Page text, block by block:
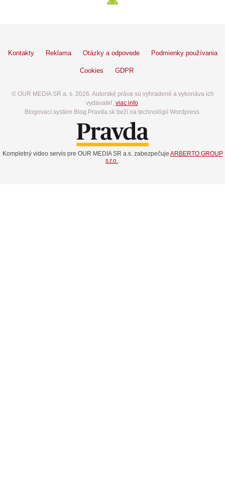
Kontakty Reklama Otázky a odpovede Podmienky používania
Cookies GDPR
© OUR MEDIA SR a. s. 2026. Autorské práva sú vyhradené a vykonáva ich
vydavateľ, viac info.
Blogovací systém Blog.Pravda.sk beží na technológií Wordpress.
Kompletný video servis pre OUR MEDIA SR a.s. zabezpečuje ARBERTO GROUP
s.r.o.